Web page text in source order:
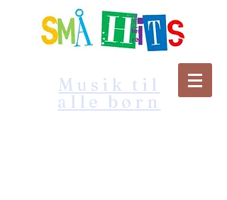
Musik til
alle børn